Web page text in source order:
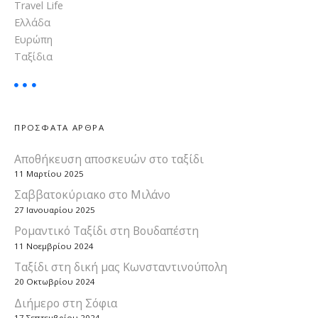
η
ς
Travel Life
Ελλάδα
Ευρώπη
Ταξίδια
ΠΡΟΣΦΑΤΑ ΑΡΘΡΑ
Αποθήκευση αποσκευών στο ταξίδι
11 Μαρτίου 2025
Σαββατοκύριακο στο Μιλάνο
27 Ιανουαρίου 2025
Ρομαντικό Ταξίδι στη Βουδαπέστη
11 Νοεμβρίου 2024
Ταξίδι στη δική μας Κωνσταντινούπολη
20 Οκτωβρίου 2024
Διήμερο στη Σόφια